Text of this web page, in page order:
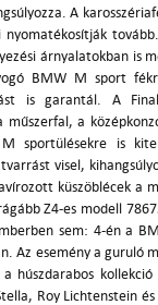
A
árnyalatokban is
BMW M sport
is garantál. A
műszerfal, a
sportülésekre is
visel,
küszöblécek a
Z4-es modell
sem: 4-én a
Az esemény a guruló
húszdarabos
Roy Lichtenstein